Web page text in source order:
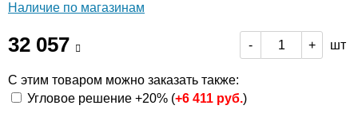
Наличие по магазинам
32 057 - + шт
С этим товаром можно заказать также:
Угловое решение +20% (+6 411 руб.)